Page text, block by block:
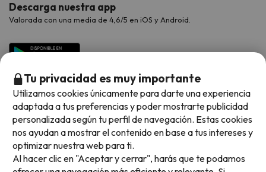
Descarga nuestra app
Valorada con una media de 4,6/5 en iOS y Android.
Métodos de pago disponibles
Tu privacidad es muy importante
Utilizamos cookies únicamente para darte una experiencia
adaptada a tus preferencias y poder mostrarte publicidad
personalizada según tu perfil de navegación. Estas cookies
nos ayudan a mostrar el contenido en base a tus intereses y
optimizar nuestra web para ti.
Al hacer clic en "Aceptar y cerrar", harás que te podamos